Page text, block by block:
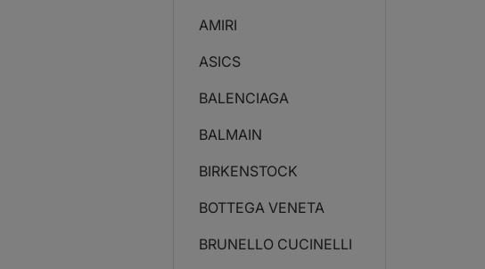
AMIRI
ASICS
BALENCIAGA
BALMAIN
BIRKENSTOCK
BOTTEGA VENETA
BRUNELLO CUCINELLI